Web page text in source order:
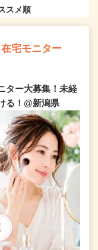
宅モニター
ター大募集！未経
る！@新潟県